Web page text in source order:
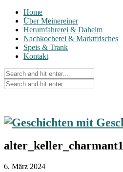
Home
Über Meinereiner
Herumfahrerei & Daheim
Nachkocherei & Marktfrisches
Speis & Trank
Kontakt
alter_keller_charmant1
6. März 2024